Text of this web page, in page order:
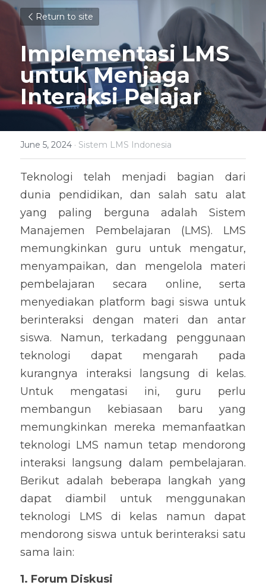
Return to site
Implementasi LMS
untuk Menjaga
Interaksi Pelajar
June 5, 2024 · Sistem LMS Indonesia
Teknologi telah menjadi bagian dari
dunia pendidikan, dan salah satu alat
yang paling berguna adalah Sistem
Manajemen Pembelajaran (LMS). LMS
memungkinkan guru untuk mengatur,
menyampaikan, dan mengelola materi
pembelajaran secara online, serta
menyediakan platform bagi siswa untuk
berinteraksi dengan materi dan antar
siswa. Namun, terkadang penggunaan
teknologi dapat mengarah pada
kurangnya interaksi langsung di kelas.
Untuk mengatasi ini, guru perlu
membangun kebiasaan baru yang
memungkinkan mereka memanfaatkan
teknologi LMS namun tetap mendorong
interaksi langsung dalam pembelajaran.
Berikut adalah beberapa langkah yang
dapat diambil untuk menggunakan
teknologi LMS di kelas namun dapat
mendorong siswa untuk berinteraksi satu
sama lain:
1. Forum Diskusi